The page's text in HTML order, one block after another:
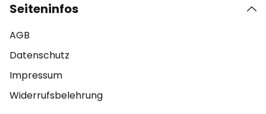
Seiteninfos
AGB
Datenschutz
Impressum
Widerrufsbelehrung